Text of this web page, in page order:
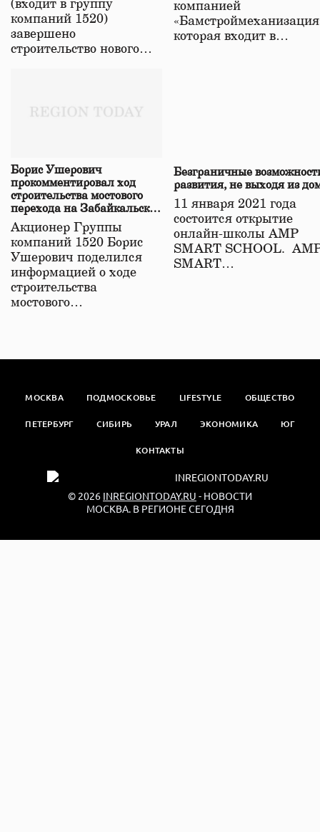
(входит в группу
компаний 1520)
завершено
строительство нового…
компанией
которая входит в…
Борис Ушерович
прокомментировал ход
строительства мостового
перехода на Забайкальской
железной дороге
Акционер Группы
компаний 1520 Борис
Ушерович поделился
информацией о ходе
строительства
мостового…
Безграничные
развития, не выходя из
11 января 2021 года
состоится открытие
онлайн-школы АМР
SMART SCHOOL.
SMART…
МОСКВА ПОДМОСКОВЬЕ LIFESTYLE ОБЩЕСТВО
ПЕТЕРБУРГ СИБИРЬ УРАЛ ЭКОНОМИКА ЮГ
КОНТАКТЫ
© 2026 INREGIONTODAY.RU - НОВОСТИ
МОСКВА. В РЕГИОНЕ СЕГОДНЯ